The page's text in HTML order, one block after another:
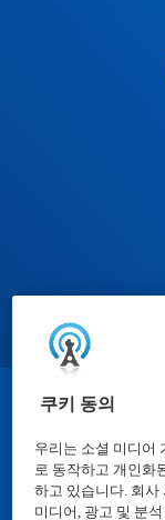
쿠키 동의
우리는 소셜 미디어
로 동작하고 개인화
하고 있습니다. 회사
미디어, 광고 및 분
물질안전보건